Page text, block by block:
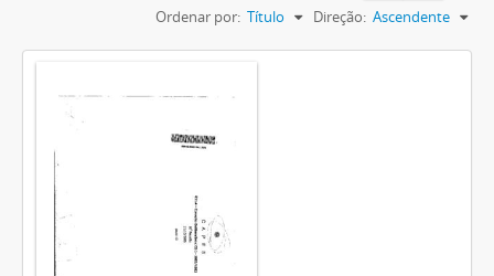
Ordenar por: Título Direção: Ascendente